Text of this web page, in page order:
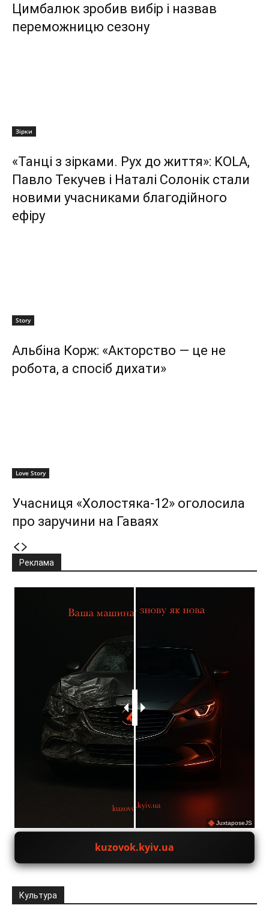
Цимбалюк зробив вибір і назвав
переможницю сезону
Зірки
«Танці з зірками. Рух до життя»: KOLA,
Павло Текучев і Наталі Солонік стали
новими учасниками благодійного
ефіру
Story
Альбіна Корж: «Акторство — це не
робота, а спосіб дихати»
Love Story
Учасниця «Холостяка-12» оголосила
про заручини на Гаваях
Реклама
JuxtaposeJS
kuzovok.kyiv.ua
Культура